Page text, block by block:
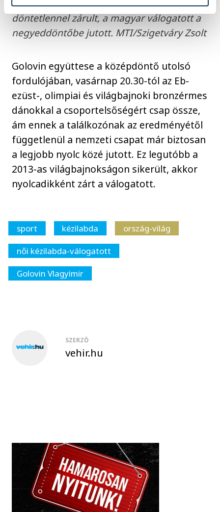
december 5-én. A találkozó 26-26-os
döntetlennel zárult, a magyar válogatott a
negyeddöntőbe jutott. MTI/Szigetváry Zsolt
Golovin együttese a középdöntő utolsó
fordulójában, vasárnap 20.30-tól az Eb-
ezüst-, olimpiai és világbajnoki bronzérmes
dánokkal a csoportelsőségért csap össze,
ám ennek a találkozónak az eredményétől
függetlenül a nemzeti csapat már biztosan
a legjobb nyolc közé jutott. Ez legutóbb a
2013-as világbajnokságon sikerült, akkor
nyolcadikként zárt a válogatott.
sport kézilabda
ország-világ
női kézilabda-válogatott
Golovin Vlagyimir
SZERZŐ
vehir.hu